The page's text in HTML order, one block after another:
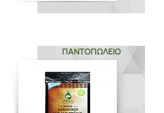
ΠΑΝΤΟΠΩΛΕΙΟ